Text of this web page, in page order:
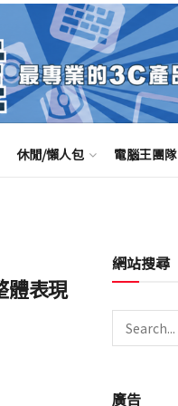
休閒/懶人包 電腦王團隊
體表現
網站搜尋
廣告